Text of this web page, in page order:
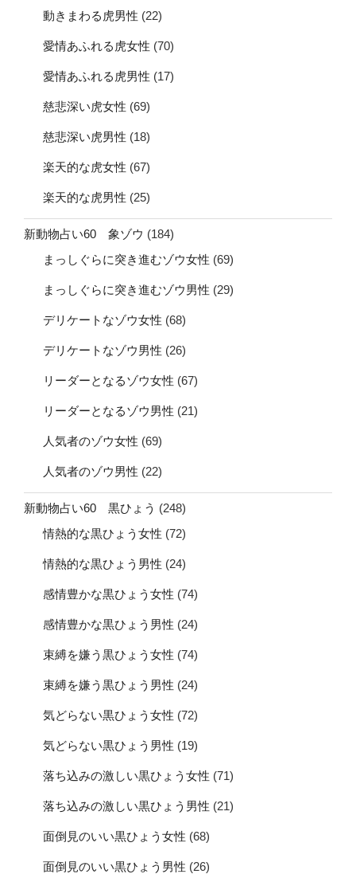
動きまわる虎男性 (22)
愛情あふれる虎女性 (70)
愛情あふれる虎男性 (17)
慈悲深い虎女性 (69)
慈悲深い虎男性 (18)
楽天的な虎女性 (67)
楽天的な虎男性 (25)
新動物占い60 象ゾウ (184)
まっしぐらに突き進むゾウ女性 (69)
まっしぐらに突き進むゾウ男性 (29)
デリケートなゾウ女性 (68)
デリケートなゾウ男性 (26)
リーダーとなるゾウ女性 (67)
リーダーとなるゾウ男性 (21)
人気者のゾウ女性 (69)
人気者のゾウ男性 (22)
新動物占い60 黒ひょう (248)
情熱的な黒ひょう女性 (72)
情熱的な黒ひょう男性 (24)
感情豊かな黒ひょう女性 (74)
感情豊かな黒ひょう男性 (24)
束縛を嫌う黒ひょう女性 (74)
束縛を嫌う黒ひょう男性 (24)
気どらない黒ひょう女性 (72)
気どらない黒ひょう男性 (19)
落ち込みの激しい黒ひょう女性 (71)
落ち込みの激しい黒ひょう男性 (21)
面倒見のいい黒ひょう女性 (68)
面倒見のいい黒ひょう男性 (26)